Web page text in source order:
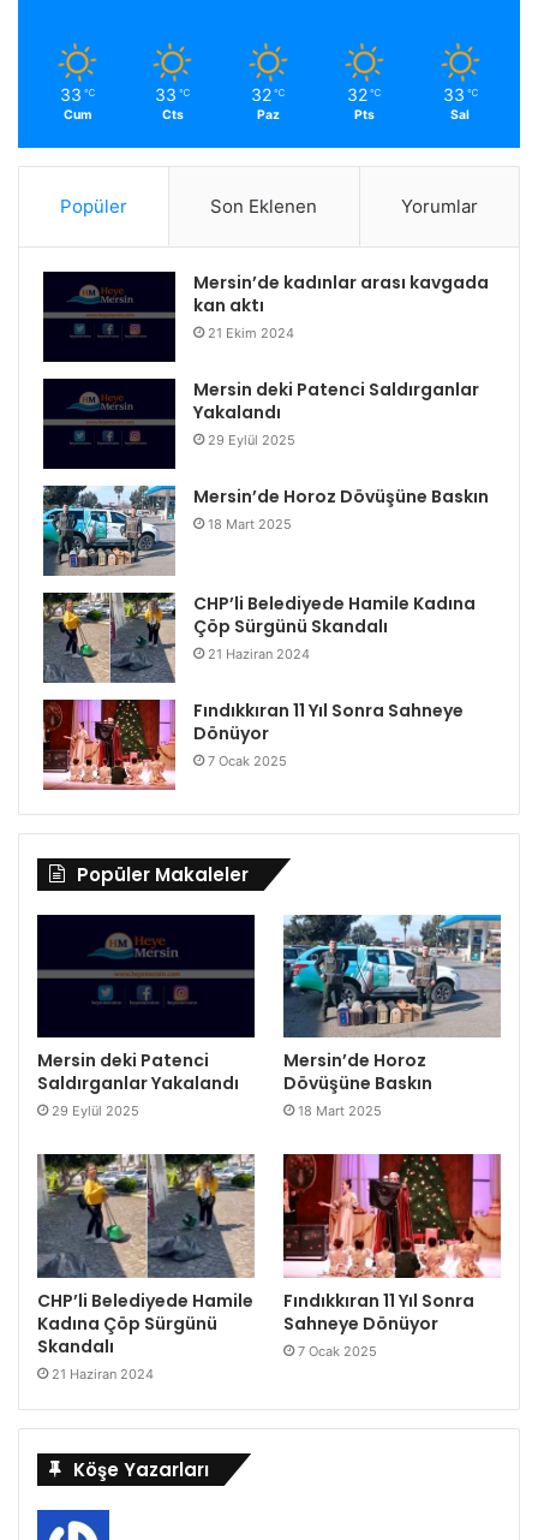
33 ℃
Cum
33 ℃
Cts
32 ℃
Paz
32 ℃
Pts
33 ℃
Sal
Popüler Son Eklenen Yorumlar
Mersin’de kadınlar arası kavgada
kan aktı
21 Ekim 2024
Mersin deki Patenci Saldırganlar
Yakalandı
29 Eylül 2025
Mersin’de Horoz Dövüşüne Baskın
18 Mart 2025
CHP’li Belediyede Hamile Kadına
Çöp Sürgünü Skandalı
21 Haziran 2024
Fındıkkıran 11 Yıl Sonra Sahneye
Dönüyor
7 Ocak 2025
Popüler Makaleler
Mersin deki Patenci
Saldırganlar Yakalandı
29 Eylül 2025
Mersin’de Horoz
Dövüşüne Baskın
18 Mart 2025
CHP’li Belediyede Hamile
Kadına Çöp Sürgünü
Skandalı
21 Haziran 2024
Fındıkkıran 11 Yıl Sonra
Sahneye Dönüyor
7 Ocak 2025
Köşe Yazarları